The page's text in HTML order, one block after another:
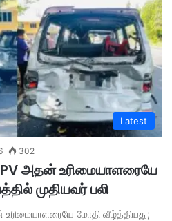
Latest
302
அதன் உரிமையாளரையே
முதியவர் பலி
மோதி வீழ்த்தியது;